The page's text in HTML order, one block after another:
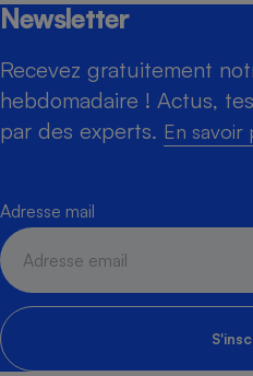
Newsletter
Recevez gratuitement
hebdomadaire ! Actus,
par des experts. En savoir
Adresse mail